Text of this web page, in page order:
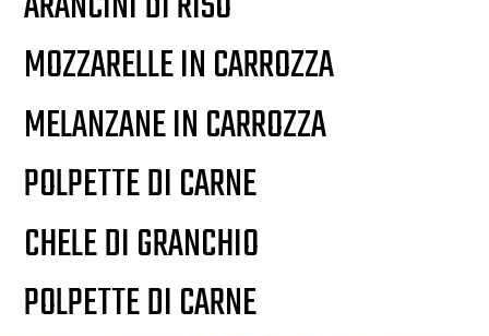
MOZZARELLE IN CARROZZA
MELANZANE IN CARROZZA
POLPETTE DI CARNE
CHELE DI GRANCHIO
POLPETTE DI CARNE